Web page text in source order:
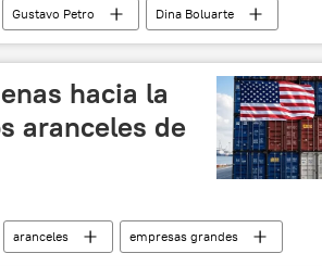
Gustavo Petro
Dina Boluarte
hacia la
aranceles de
aranceles
empresas grandes